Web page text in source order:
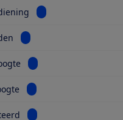
Bekijk informatie
Bekijk informatie voor
Bekijk informatie voor
Bekijk informatie voor
Bekijk informatie voor